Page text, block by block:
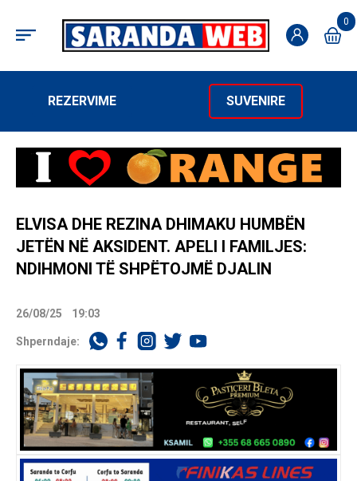
0
REZERVIME SUVENIRE
ELVISA DHE REZINA DHIMAKU HUMBËN
JETËN NË AKSIDENT. APELI I FAMILJES:
NDIHMONI TË SHPËTOJMË DJALIN
26/08/25 19:03
Shperndaje: